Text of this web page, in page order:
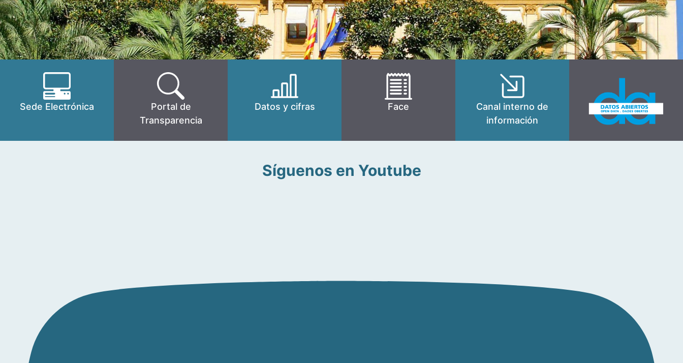
Sede Electrónica
Portal de
Transparencia
Datos y cifras Face
Canal interno de
información
Síguenos en Youtube